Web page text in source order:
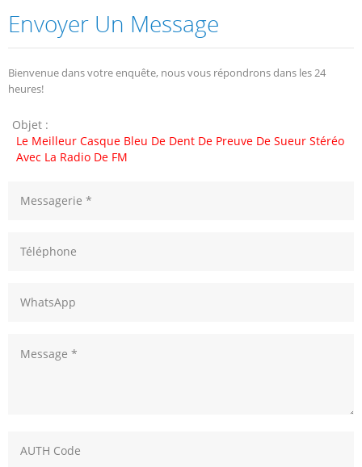
Envoyer Un Message
Bienvenue dans votre enquête, nous vous répondrons dans les 24
heures!
Objet :
Le Meilleur Casque Bleu De Dent De Preuve De Sueur Stéréo
Avec La Radio De FM